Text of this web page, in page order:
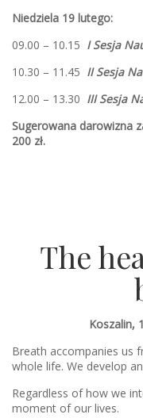
Niedziela 19 lutego:
09.00 – 10.15 I Sesja
10.30 – 11.45 II Sesja
12.00 – 13.30 III
Sugerowana darowizna
200 zł.
The
Koszalin,
Breath accompanies us
whole life. We develop
Regardless of how we
moment of our lives.